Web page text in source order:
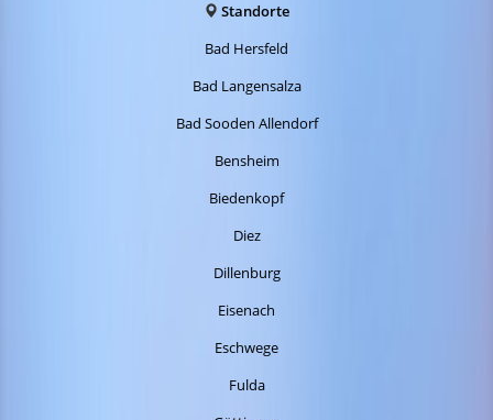
Standorte
Bad Hersfeld
Bad Langensalza
Bad Sooden Allendorf
Bensheim
Biedenkopf
Diez
Dillenburg
Eisenach
Eschwege
Fulda